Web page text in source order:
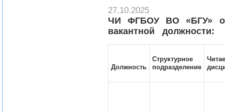
27.10.2025
ЧИ ФГБОУ ВО «БГУ»
вакантной должности:
Должность
Структурное
подразделение